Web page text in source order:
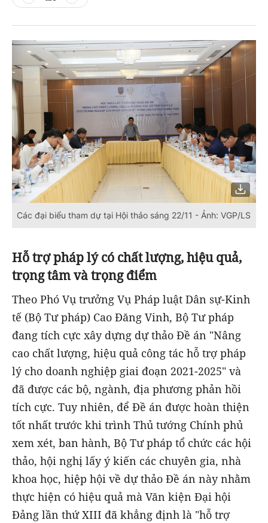
Các đại biểu tham dự tại Hội thảo sáng 22/11 - Ảnh: VGP/LS
Hỗ trợ pháp lý có chất lượng, hiệu quả,
trọng tâm và trọng điểm
Theo Phó Vụ trưởng Vụ Pháp luật Dân sự-Kinh
tế (Bộ Tư pháp) Cao Đăng Vinh, Bộ Tư pháp
đang tích cực xây dựng dự thảo Đề án "Nâng
cao chất lượng, hiệu quả công tác hỗ trợ pháp
lý cho doanh nghiệp giai đoạn 2021-2025" và
đã được các bộ, ngành, địa phương phản hồi
tích cực. Tuy nhiên, để Đề án được hoàn thiện
tốt nhất trước khi trình Thủ tướng Chính phủ
xem xét, ban hành, Bộ Tư pháp tổ chức các hội
thảo, hội nghị lấy ý kiến các chuyên gia, nhà
khoa học, hiệp hội về dự thảo Đề án này nhằm
thực hiện có hiệu quả mà Văn kiện Đại hội
Đảng lần thứ XIII đã khẳng định là "hỗ trợ